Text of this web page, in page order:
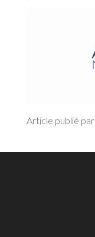
Article publié par